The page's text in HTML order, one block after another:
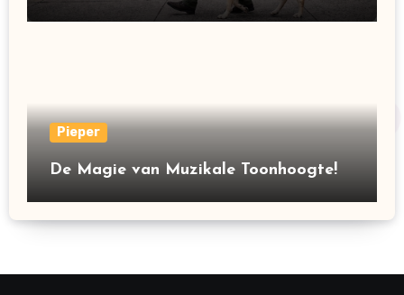
Pieper
De Magie van Muzikale Toonhoogte!